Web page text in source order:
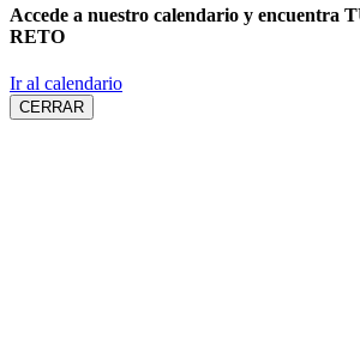
Accede a nuestro calendario y encuentra
RETO
Ir al calendario
CERRAR